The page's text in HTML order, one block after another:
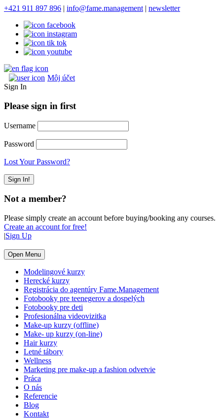
+421 911 897 896 | info@fame.management | newsletter
Môj účet
Sign In
Please sign in first
Username
Password
Lost Your Password?
Not a member?
Please simply create an account before buying/booking any courses.
Create an account for free!
|Sign Up
Open Menu
Modelingové kurzy
Herecké kurzy
Registrácia do agentúry Fame.Management
Fotobooky pre teenegerov a dospelých
Fotobooky pre deti
Profesionálna videovizitka
Make-up kurzy (offline)
Make- up kurzy (on-line)
Hair kurzy
Letné tábory
Wellness
Marketing pre make-up a fashion odvetvie
Práca
O nás
Referencie
Blog
Kontakt